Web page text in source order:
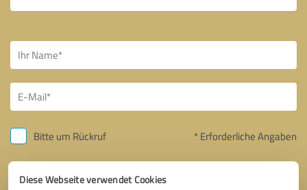
Diese Webseite verwendet Cookies
Bitte um Rückruf * Erforderliche Angaben
Nachricht senden